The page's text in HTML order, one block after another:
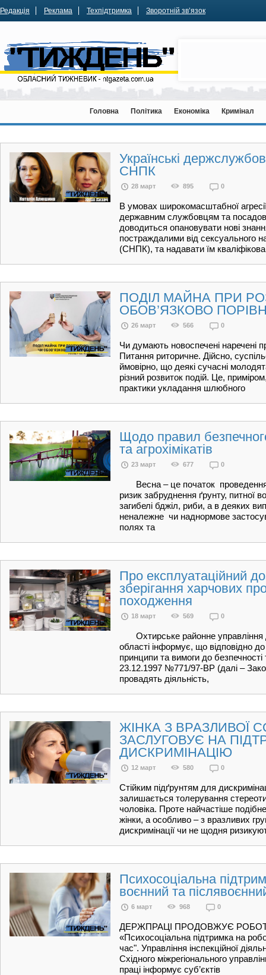
Редакція Реклама Техпідтримка Зворотній зв’язок
Головна Політика Економіка Кримінал
Українські
СНПК
28 март 895 0
В умовах широкомасштабної
державним службовцям та
доводиться опановувати нові
постраждалими від сексуального
(СНПК), та надавати їм
ПОДІЛ МАЙНА ПРИ
ОБОВ’ЯЗКОВО
26 март 566 0
Чи думають новоспечені наречені
Питання риторичне. Дійсно,
ймовірно, що деякі сучасні
різний розвиток подій. Це,
практики укладання шлюбного
Щодо правил
та агрохімікатів
23 март 677 0
Весна – це початок проведення
ризик забруднення ґрунту, питної
загибелі бджіл, риби, а в деяких
неналежне чи наднормове
полях та
Про експлуатаційний
зберігання харчових
походження
18 март 569 0
Охтирське районне управління
області інформує, що відповідно
принципи та вимоги до безпечності
23.12.1997 №771/97-ВР (далі –
провадять діяльність,
ЖІНКА З ВРАЗЛИВОЇ
ЗАСЛУГОВУЄ НА
ДИСКРИМІНАЦІЮ
12 март 580 0
Стійким підґрунтям для
залишається толерування
чоловіка. Проте найчастіше
жінки, а особливо – з вразливих
дискримінації чи не щодня
Психосоціальна
воєнний та
6 март 968 0
ДЕРЖПРАЦІ ПРОДОВЖУЄ
«Психосоціальна підтримка на
час". Управління інспекційної
Східного міжрегіонального
праці інформує суб’єктів